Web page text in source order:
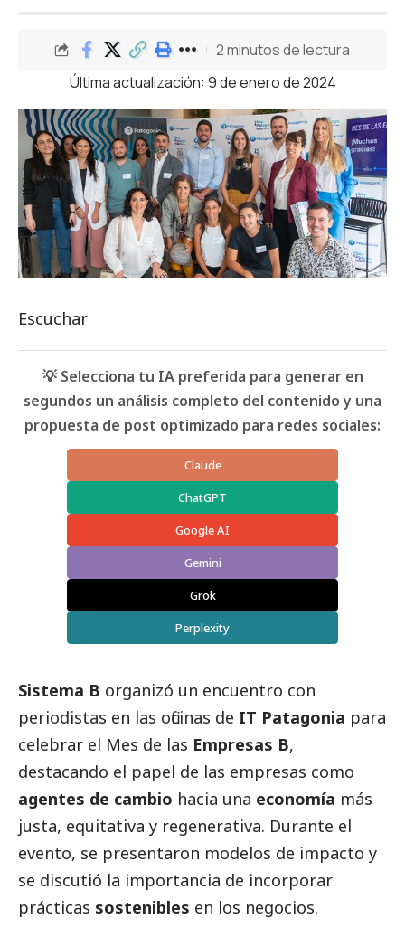
Última actualización: 9 de enero de 2024
2 minutos de lectura
Escuchar
💡 Selecciona tu IA preferida para generar en
segundos un análisis completo del contenido y una
propuesta de post optimizado para redes sociales:
Claude
ChatGPT
Google AI
Gemini
Grok
Perplexity
Sistema B organizó un encuentro con
periodistas en las oficinas de IT Patagonia para
celebrar el Mes de las Empresas B,
destacando el papel de las empresas como
agentes de cambio hacia una economía más
justa, equitativa y regenerativa. Durante el
evento, se presentaron modelos de impacto y
se discutió la importancia de incorporar
prácticas sostenibles en los negocios.